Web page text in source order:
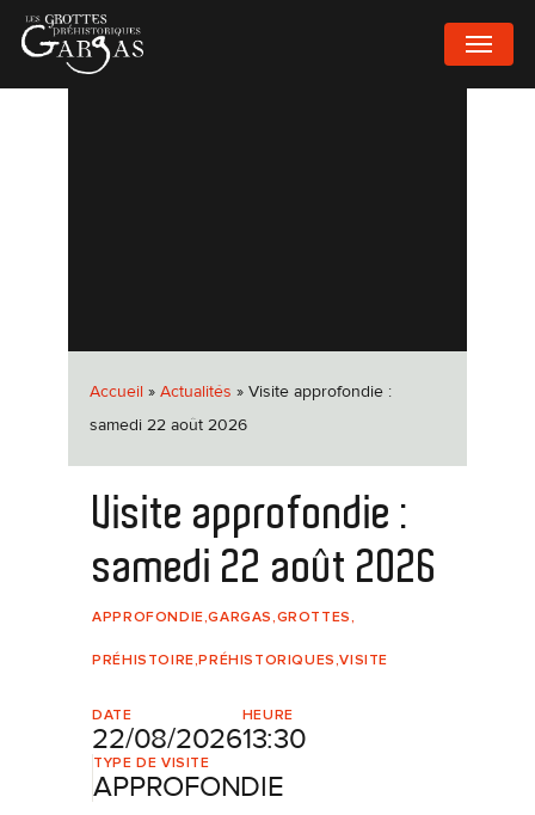
Passer
contenu
MENU
Accueil »Actualités »Visite approfondie :
samedi 22 août 2026
Visite approfondie :
samedi 22 août 2026
APPROFONDIE,GARGAS,GROTTES,
PRÉHISTOIRE,PRÉHISTORIQUES,VISITE
DATE
22/08/2026
HEURE
13:30
TYPE DE VISITE
APPROFONDIE